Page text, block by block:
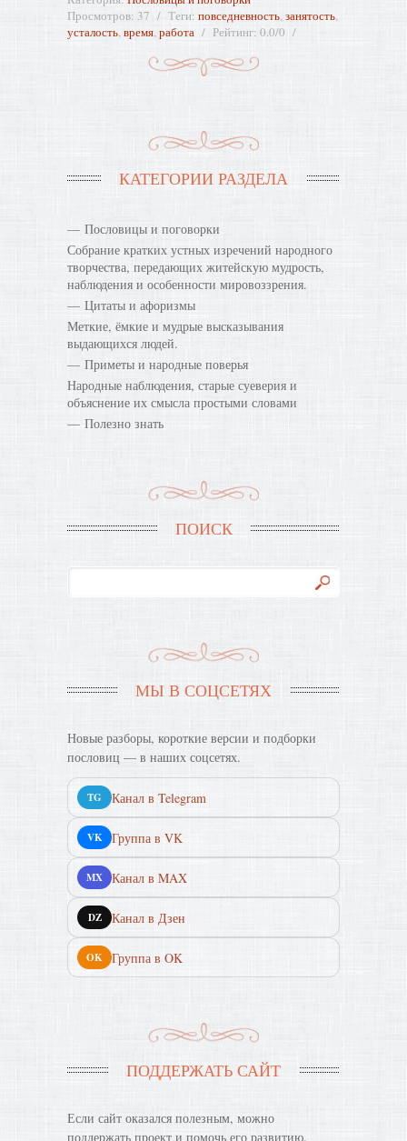
Просмотров: 37 Теги: повседневность,занятость,
усталость,время,работа Рейтинг: 0.0/0
КАТЕГОРИИ РАЗДЕЛА
Пословицы и поговорки
Собрание кратких устных изречений народного
творчества, передающих житейскую мудрость,
наблюдения и особенности мировоззрения.
Цитаты и афоризмы
Меткие, ёмкие и мудрые высказывания
выдающихся людей.
Приметы и народные поверья
Народные наблюдения, старые суеверия и
объяснение их смысла простыми словами
Полезно знать
ПОИСК
МЫ В СОЦСЕТЯХ
Новые разборы, короткие версии и подборки
пословиц — в наших соцсетях.
TG Канал в Telegram
VK Группа в VK
MX Канал в MAX
DZ Канал в Дзен
OK Группа в OK
ПОДДЕРЖАТЬ САЙТ
Если сайт оказался полезным, можно
поддержать проект и помочь его развитию.